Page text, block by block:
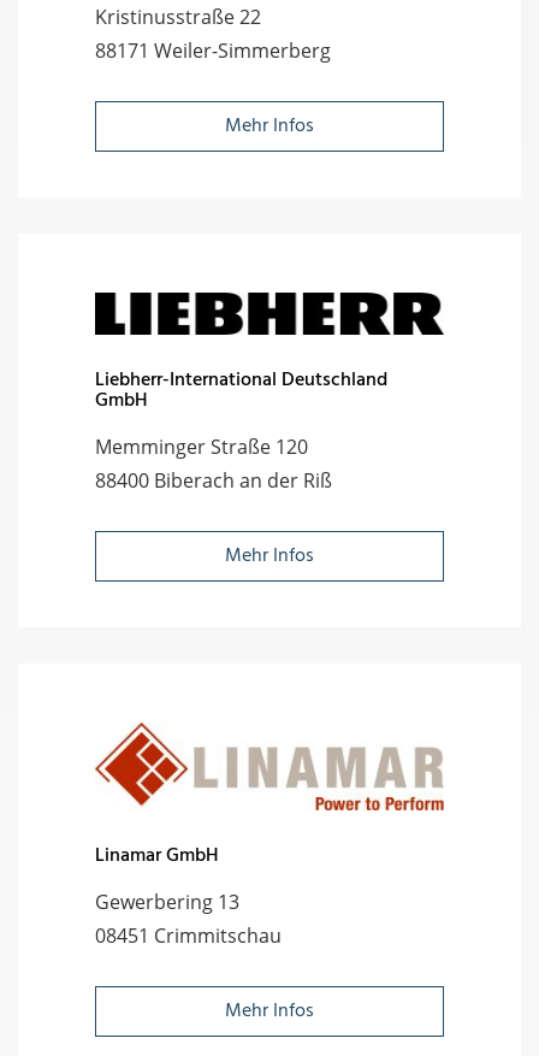
Kristinusstraße 22
88171 Weiler-Simmerberg
Mehr Infos
Liebherr-International Deutschland
GmbH
Memminger Straße 120
88400 Biberach an der Riß
Mehr Infos
Linamar GmbH
Gewerbering 13
08451 Crimmitschau
Mehr Infos